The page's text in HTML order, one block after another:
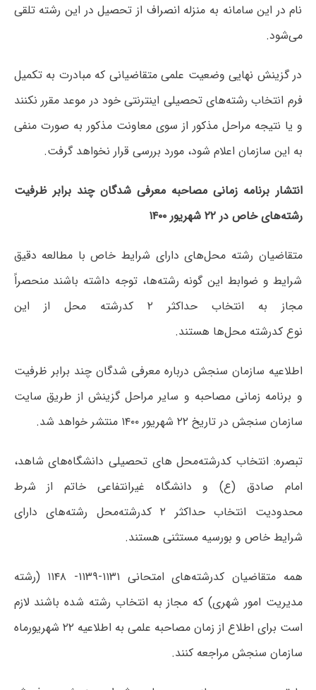
نام در این سامانه به منزله انصراف از تحصیل در این رشته تلقی
می‌شود.
در گزینش نهایی وضعیت علمی متقاضیانی که مبادرت به تکمیل
فرم انتخاب رشته‌های تحصیلی اینترنتی خود در موعد مقرر نکنند
و یا نتیجه مراحل مذکور از سوی معاونت مذکور به صورت منفی
به این سازمان اعلام شود، مورد بررسی قرار نخواهد گرفت.
انتشار برنامه زمانی مصاحبه معرفی شدگان چند برابر ظرفیت
رشته‌های خاص در ۲۲ شهریور ۱۴۰۰
متقاضیان رشته محل‌های دارای شرایط خاص با مطالعه دقیق
شرایط و ضوابط این گونه رشته‌ها، توجه داشته باشند منحصراً
مجاز به انتخاب حداکثر ۲ کدرشته محل از این
نوع کدرشته محل‌ها هستند.
اطلاعیه سازمان سنجش درباره معرفی شدگان چند برابر ظرفیت
و برنامه زمانی مصاحبه و سایر مراحل گزینش از طریق سایت
سازمان سنجش در تاریخ ۲۲ شهریور
۱۴۰۰ منتشر خواهد شد.
تبصره: انتخاب کدرشته‌محل های تحصیلی دانشگاه‌های شاهد،
امام صادق (ع) و دانشگاه غیرانتفاعی خاتم از شرط
محدودیت انتخاب حداکثر ۲ کدرشته‌محل رشته‌های دارای
شرایط خاص و بورسیه مستثنی هستند.
همه متقاضیان کدرشته‌های امتحانی ۱۱۳۱-۱۱۳۹- ۱۱۴۸ (رشته
مدیریت امور شهری) که مجاز به انتخاب رشته شده باشند لازم
است برای اطلاع از زمان مصاحبه علمی به اطلاعیه ۲۲ شهریورماه
سازمان سنجش مراجعه کنند.